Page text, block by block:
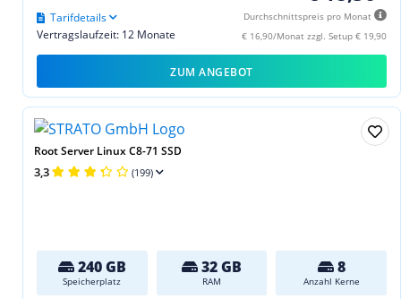
Durchschnittspreis pro Monat
€ 16,90/Monat zzgl. Setup € 19,90
Vertragslaufzeit: 12 Monate
Tarifdetails
ZUM ANGEBOT
Root Server Linux C8-71 SSD
3,3 (199)
240 GB
Speicherplatz
32 GB
RAM
8
Anzahl Kerne